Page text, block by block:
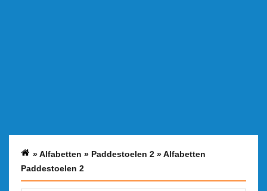
»Alfabetten » Paddestoelen 2 »Alfabetten
Paddestoelen 2